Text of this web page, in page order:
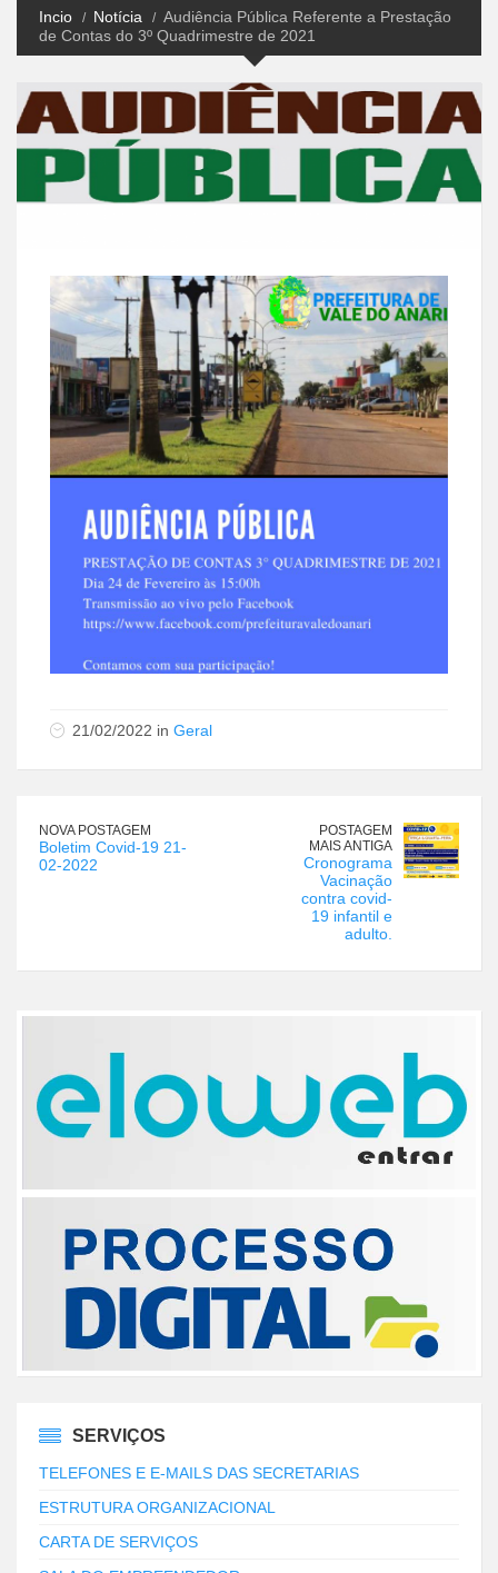
Incio Notícia
Audiência Pública Referente a Prestação
de Contas do 3º Quadrimestre de 2021
21/02/2022 in Geral
NOVA POSTAGEM
Boletim Covid-19 21-
02-2022
POSTAGEM
MAIS ANTIGA
Cronograma
Vacinação
contra covid-
19 infantil e
adulto.
SERVIÇOS
TELEFONES E E-MAILS DAS SECRETARIAS
ESTRUTURA ORGANIZACIONAL
CARTA DE SERVIÇOS